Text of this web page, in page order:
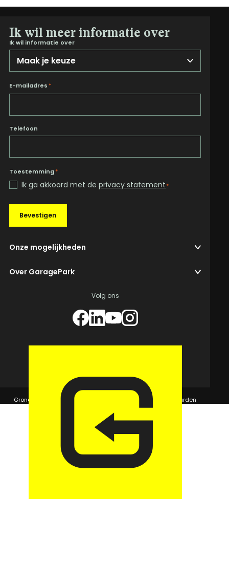
Ik wil meer informatie over
Ik wil informatie over
E-mailadres *
Telefoon
Toestemming*
Ik ga akkoord met deprivacy statement*
Bevestigen
Onze mogelijkheden
Over GaragePark
Volg ons
© 2026 GaragePark.
Grondposities
365Beheer & GaragePark Algemene voorwaarden